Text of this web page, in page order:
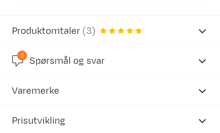
Produktomtaler (3)
5.0
0 Spørsmål og svar
Varemerke
Prisutvikling